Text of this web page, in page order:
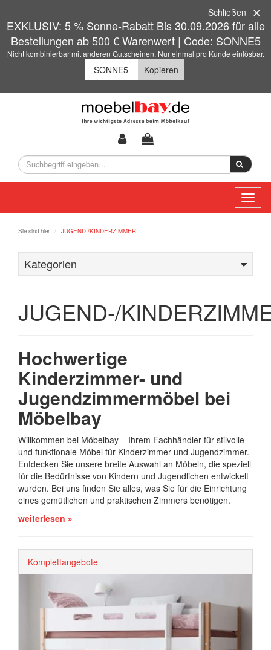
EXKLUSIV: 5 % Sonne-Rabatt Bis 30.09.2026 für alle
Bestellungen ab 500 € Warenwert | Code: SONNE5
Nicht kombinierbar mit anderen Gutscheinen. Nur einmal pro Kunde einlösbar.
Kopieren
Schließen
Sie sind hier: JUGEND-/KINDERZIMMER
Kategorien
JUGEND-/
Hochwertige
Kinderzimmer- und
Jugendzimmermöbel bei
Möbelbay
Willkommen bei Möbelbay – Ihrem Fachhändler für stilvolle
und funktionale Möbel für Kinderzimmer und Jugendzimmer.
Entdecken Sie unsere breite Auswahl an Möbeln, die speziell
für die Bedürfnisse von Kindern und Jugendlichen entwickelt
wurden. Bei uns finden Sie alles, was Sie für die Einrichtung
eines gemütlichen und praktischen Zimmers benötigen.
weiterlesen »
Komplettangebote